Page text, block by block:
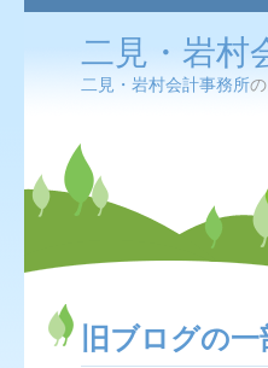
二見・岩村
二見・岩村会計事務所
旧ブログの